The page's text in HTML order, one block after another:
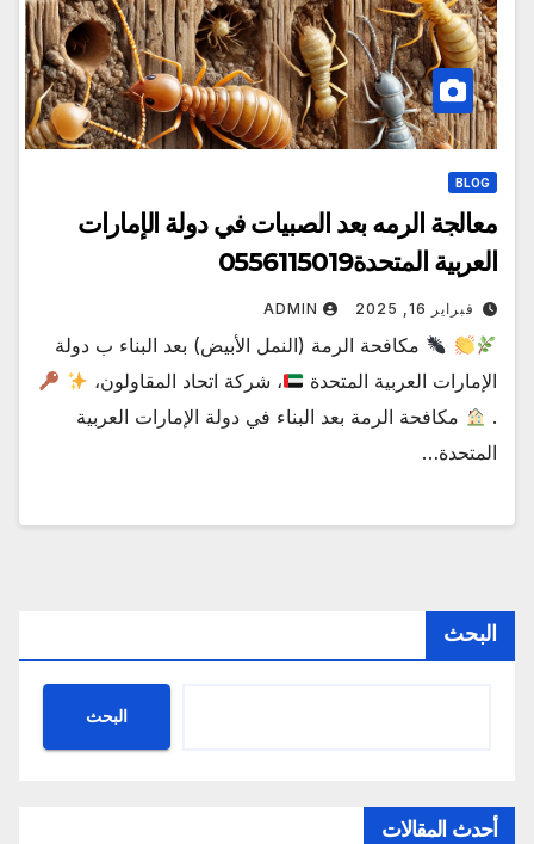
BLOG
معالجة الرمه بعد الصبيات في دولة الإمارات
العربية المتحدة0556115019
فبراير 16, 2025 ADMIN
مكافحة الرمة (النمل الأبيض) بعد البناء ب دولة
الإمارات العربية المتحدة
، شركة اتحاد المقاولون،
.
مكافحة الرمة بعد البناء في دولة الإمارات العربية
المتحدة…
البحث
البحث
أحدث المقالات